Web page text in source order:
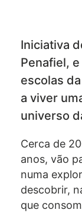
Iniciativa
Penafiel,
escolas
a viver
universo
Cerca de
anos, vão
numa
descobrir,
que